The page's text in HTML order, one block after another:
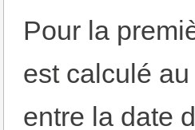
Pour la
est calculé
entre la date